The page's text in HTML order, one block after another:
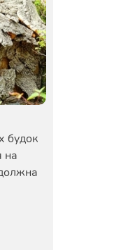
будок
на